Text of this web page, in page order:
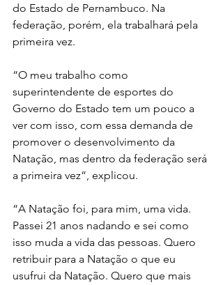
do Estado de Pernambuco. Na
federação, porém, ela trabalhará pela
primeira vez.
“O meu trabalho como
superintendente de esportes do
Governo do Estado tem um pouco a
ver com isso, com essa demanda de
promover o desenvolvimento da
Natação, mas dentro da federação será
a primeira vez”, explicou.
“A Natação foi, para mim, uma vida.
Passei 21 anos nadando e sei como
isso muda a vida das pessoas. Quero
retribuir para a Natação o que eu
usufrui da Natação. Quero que mais